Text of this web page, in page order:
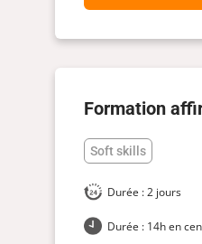
Formation
Soft skills
Durée : 2 jours
Durée : 14h en